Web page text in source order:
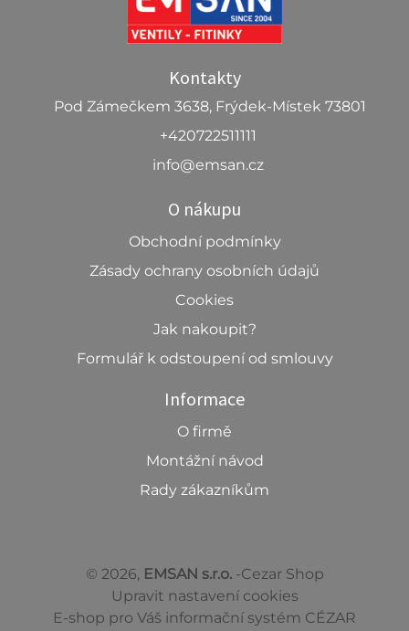
Kontakty
Pod Zámečkem 3638, Frýdek-Místek 73801
+420722511111
info@emsan.cz
O nákupu
Obchodní podmínky
Zásady ochrany osobních údajů
Cookies
Jak nakoupit?
Formulář k odstoupení od smlouvy
Informace
O firmě
Montážní návod
Rady zákazníkům
© 2026, EMSAN s.r.o.-Cezar Shop
Upravit nastavení cookies
E-shop pro Váš informační systém CÉZAR